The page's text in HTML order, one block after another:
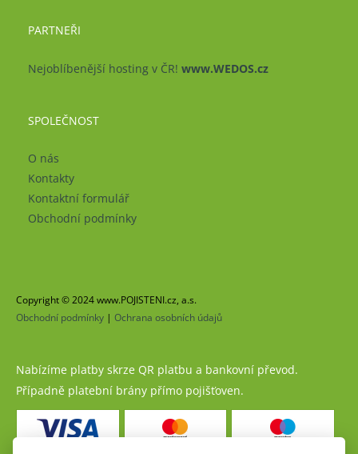
PARTNEŘI
Nejoblíbenější hosting v ČR! www.WEDOS.cz
SPOLEČNOST
O nás
Kontakty
Kontaktní formulář
Obchodní podmínky
Copyright © 2024 www.POJISTENI.cz, a.s.
Obchodní podmínky | Ochrana osobních údajů
Nabízíme platby skrze QR platbu a bankovní převod.
Případně platební brány přímo pojišťoven.